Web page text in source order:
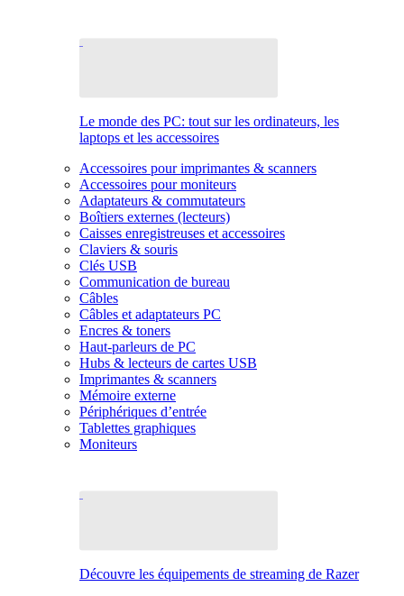
Le monde des PC: tout sur les ordinateurs, les
laptops et les accessoires
Accessoires pour imprimantes & scanners
Accessoires pour moniteurs
Adaptateurs & commutateurs
Boîtiers externes (lecteurs)
Caisses enregistreuses et accessoires
Claviers & souris
Clés USB
Communication de bureau
Câbles
Câbles et adaptateurs PC
Encres & toners
Haut-parleurs de PC
Hubs & lecteurs de cartes USB
Imprimantes & scanners
Mémoire externe
Périphériques d’entrée
Tablettes graphiques
Moniteurs
Découvre les équipements de streaming de Razer